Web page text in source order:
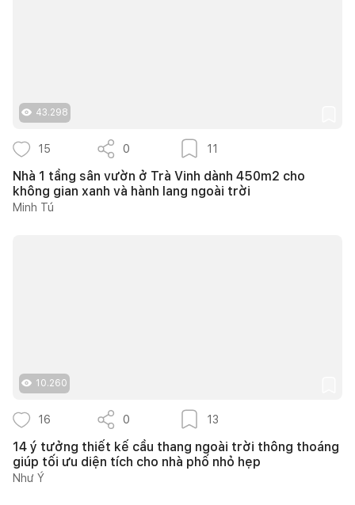
43.298
15 0 11
Nhà 1 tầng sân vườn ở Trà Vinh dành 450m2 cho
không gian xanh và hành lang ngoài trời
Minh Tú
10.260
16 0 13
14 ý tưởng thiết kế cầu thang ngoài trời thông thoáng
giúp tối ưu diện tích cho nhà phố nhỏ hẹp
Như Ý